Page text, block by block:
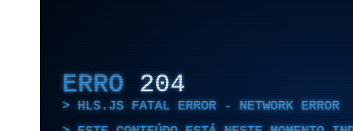
ERRO 204
HLS.JS FATAL ERROR - NETWORK ERROR